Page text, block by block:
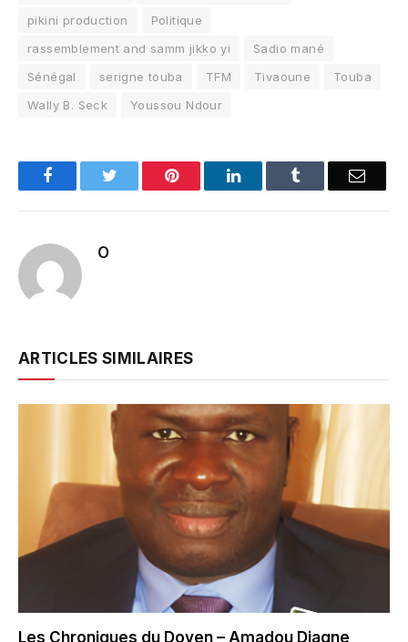
pikini production
Politique
rassemblement and samm jikko yi
Sadio mané
Sénégal
serigne touba TFM Tivaoune
Touba
Wally B. Seck
Youssou Ndour
FacebookTwitter Pinterest LinkedInTumblr Email
O
ARTICLES SIMILAIRES
Les Chroniques du Doyen – Amadou Diagne